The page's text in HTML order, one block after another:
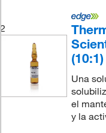
2
(10:1)
Una
el
y la